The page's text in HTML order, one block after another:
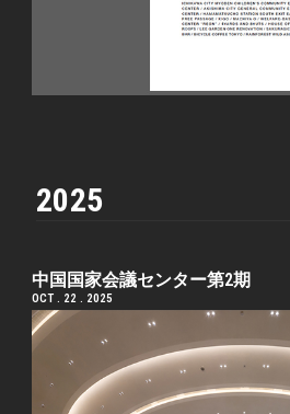
2025
中国国家会議センター第2期
OCT . 22 . 2025